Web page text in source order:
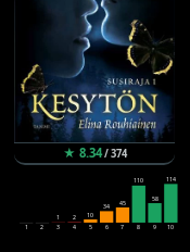
★ 8.34/374
1 2
1
3
2
4
10
5
34
6
45
7
110
8
58
9
114
10